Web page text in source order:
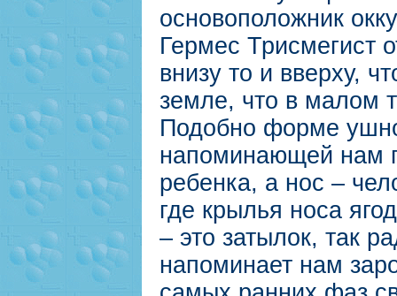
основоположник
Гермес Трисмегист
внизу то и вверху,
земле, что в малом
Подобно форме
напоминающей нам
ребенка, а нос –
где крылья носа
– это затылок, так
напоминает нам